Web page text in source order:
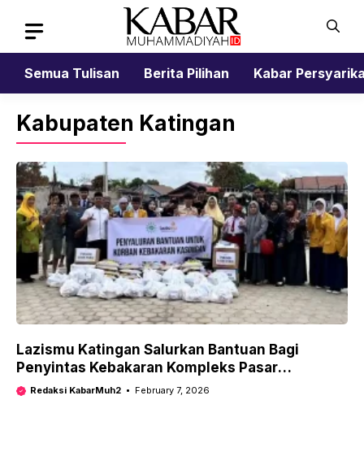
content
Semua Tulisan
Berita Pilihan Kabar
Kabupaten Katingan
Lazismu Katingan Salurkan Bantuan Bagi
Penyintas Kebakaran Kompleks Pasar
Kasongan Kalimantan Tengah
Redaksi KabarMuh2 February 7, 2026